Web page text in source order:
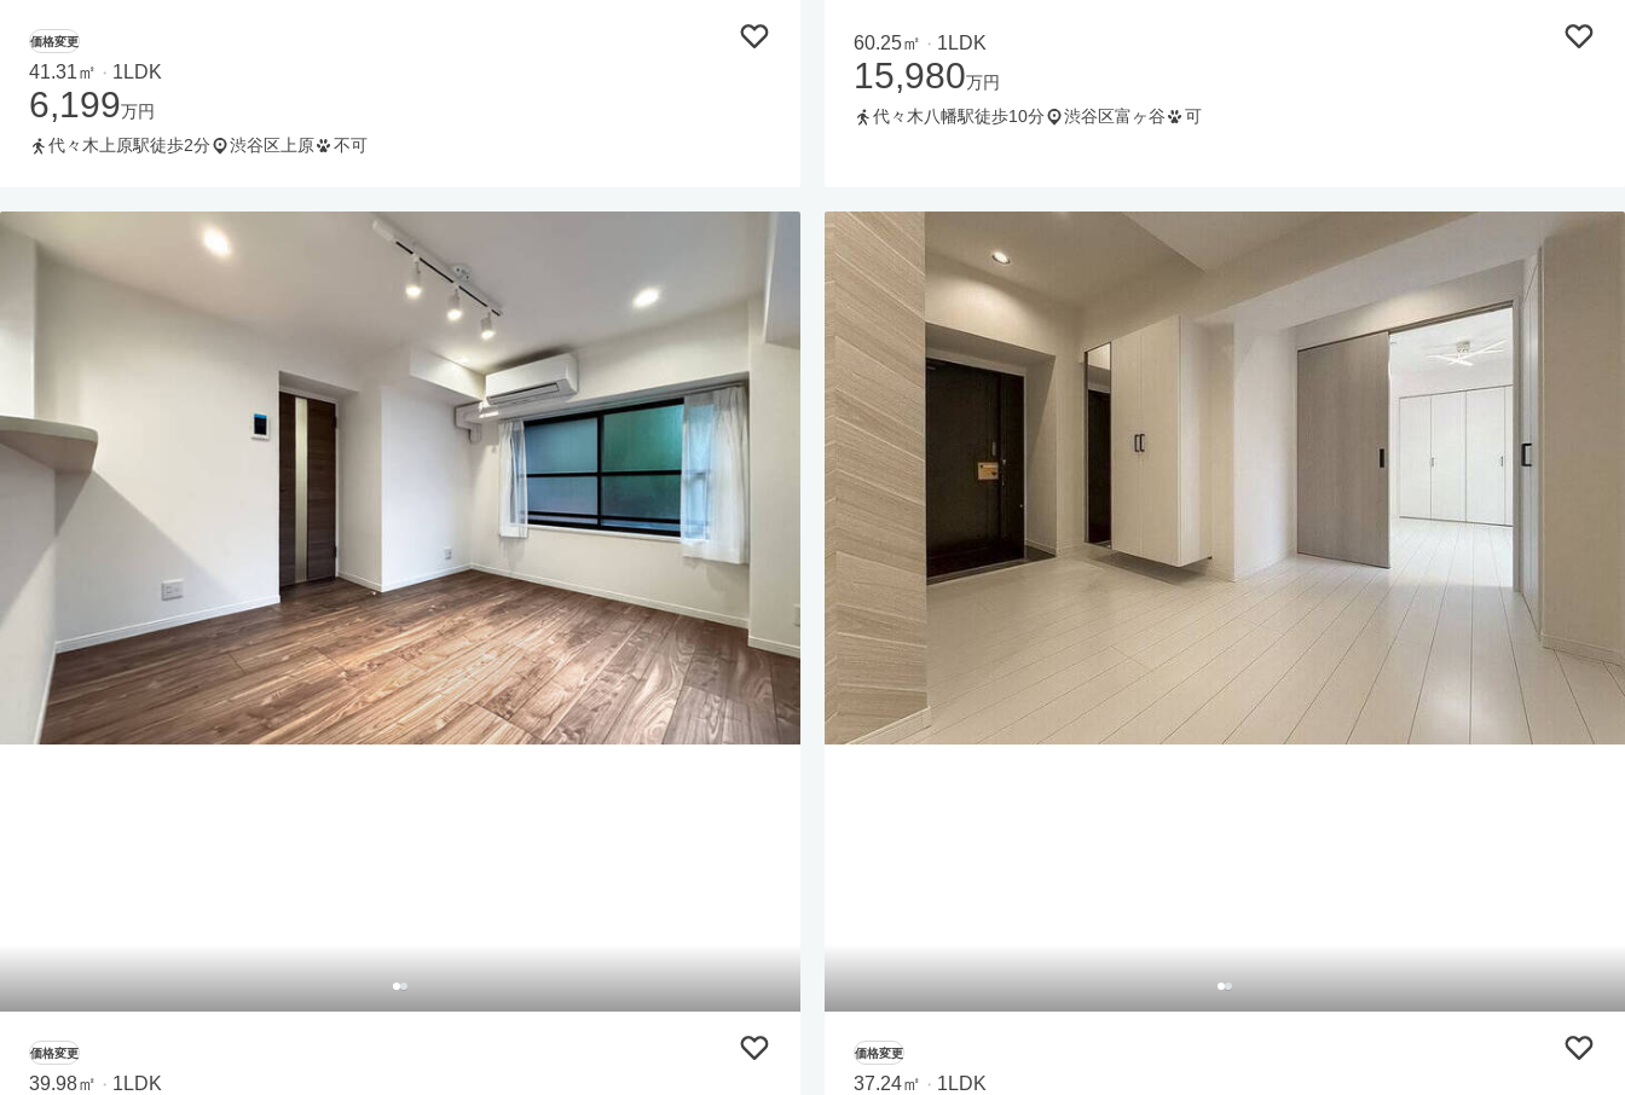
価格変更
41.31㎡ ・ 1LDK
6,199万円
代々木上原駅徒歩2分
渋谷区上原 不可
60.25㎡ ・ 1LDK
15,980万円
代々木八幡駅徒歩10分
渋谷区富ヶ谷 可
価格変更
39.98㎡ ・ 1LDK
価格変更
37.24㎡ ・ 1LDK